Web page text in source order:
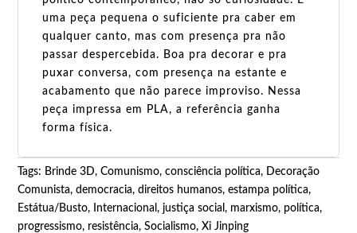
uma peça pequena o suficiente pra caber em
qualquer canto, mas com presença pra não
passar despercebida. Boa pra decorar e pra
puxar conversa, com presença na estante e
acabamento que não parece improviso. Nessa
peça impressa em PLA, a referência ganha
forma física.
Tags: Brinde 3D,Comunismo,consciência política, Decoração
Comunista,democracia,direitos humanos,estampa política,
Estátua/Busto, Internacional,justiça social, marxismo, política,
progressismo, resistência,Socialismo, Xi Jinping